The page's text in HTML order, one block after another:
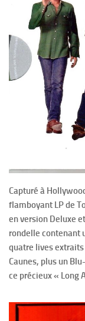
Capturé à
flamboyant LP de
en version Deluxe
rondelle contenant
quatre lives extraits
Caunes, plus un
ce précieux « Long